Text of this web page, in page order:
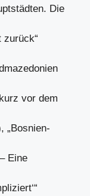
Die
zurück“
vor dem
„Bosnien-
Eine